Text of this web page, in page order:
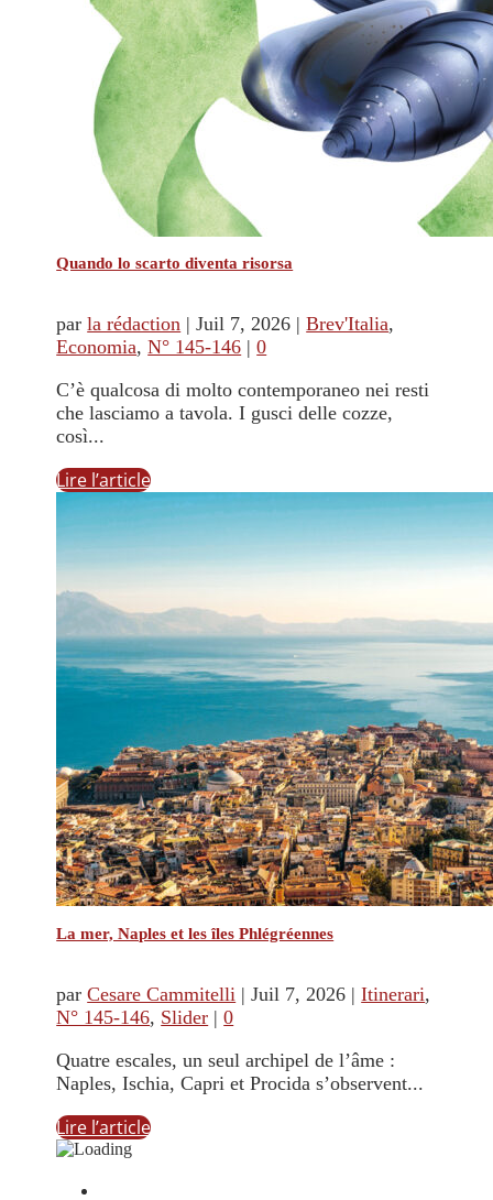
Quando lo scarto diventa risorsa
parla rédaction |Juil 7, 2026 |Brev'Italia,
Economia,N° 145-146 |0
C’è qualcosa di molto contemporaneo nei resti
che lasciamo a tavola. I gusci delle cozze,
così...
Lire l’article
La mer, Naples et les îles Phlégréennes
parCesare Cammitelli |Juil 7, 2026 |Itinerari,
N° 145-146, Slider |0
Quatre escales, un seul archipel de l’âme :
Naples, Ischia, Capri et Procida s’observent...
Lire l’article